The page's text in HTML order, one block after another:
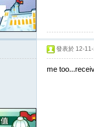
發表於 12-
me